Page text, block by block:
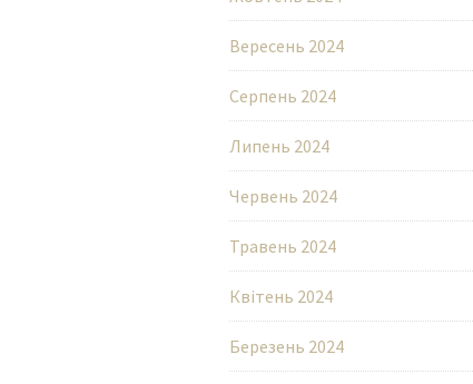
Вересень 2024
Серпень 2024
Липень 2024
Червень 2024
Травень 2024
Квітень 2024
Березень 2024